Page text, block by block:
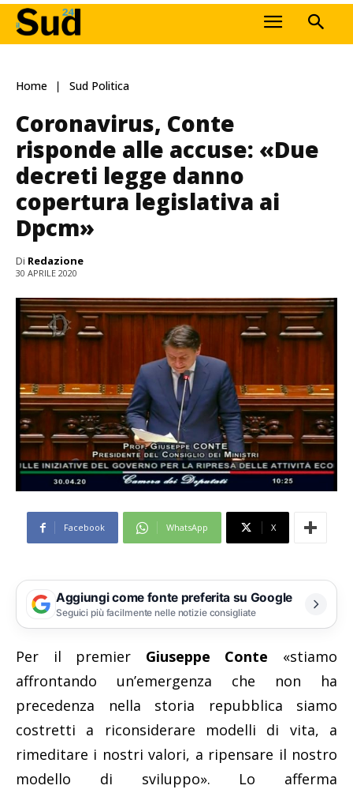
Home Sud Politica
Coronavirus, Conte
risponde alle accuse: «Due
decreti legge danno
copertura legislativa ai
Dpcm»
Di Redazione
30 APRILE 2020
Facebook WhatsApp X
Aggiungi come fonte preferita su Google
Seguici più facilmente nelle notizie consigliate
Per il premier Giuseppe Conte «stiamo
affrontando un’emergenza che non ha
precedenza nella storia repubblica siamo
costretti a riconsiderare modelli di vita, a
rimeditare i nostri valori, a ripensare il nostro
modello di sviluppo». Lo afferma